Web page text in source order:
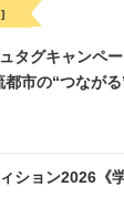
タグキャンペ
都市の“つなが
ション2026《